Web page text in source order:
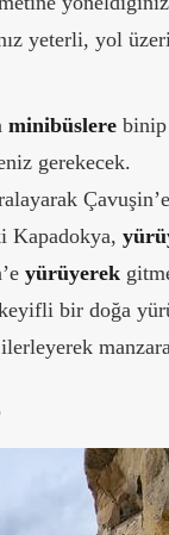
yeterli, yol
minibüslere
gerekecek.
Kapadokya,
yürüyerek
bir doğa